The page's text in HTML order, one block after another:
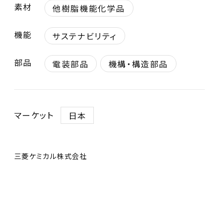
素材 他樹脂機能化学品
機能 サステナビリティ
部品 電装部品 機構・構造部品
マーケット 日本
三菱ケミカル株式会社